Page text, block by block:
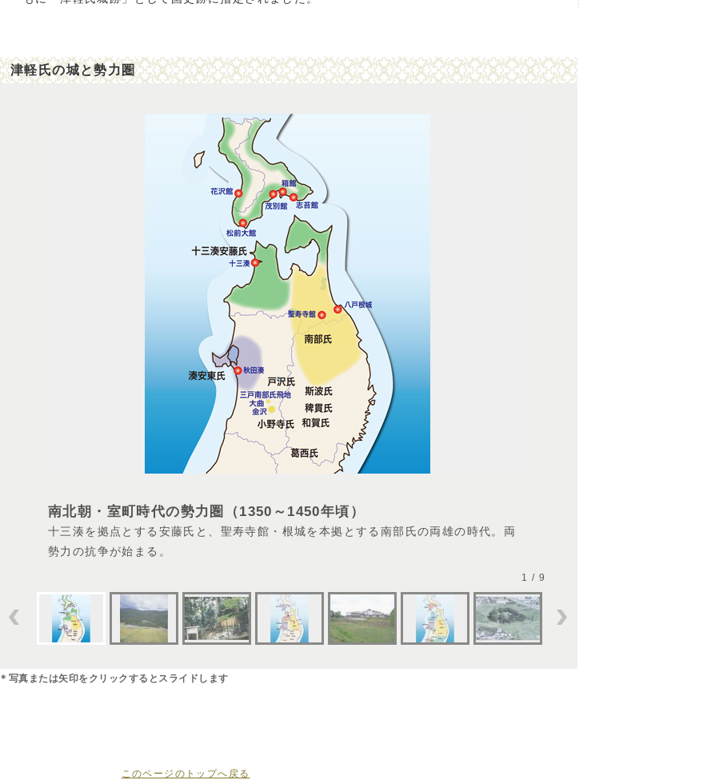
津軽氏の城と勢力圏
南北朝・室町時代の勢力圏（1350～1450年頃）
十三湊を拠点とする安藤氏と、聖寿寺館・根城を本拠とする南部氏の両雄の時代。両
勢力の抗争が始まる。
1 / 9
＊写真または矢印をクリックするとスライドします
このページのトップへ戻る